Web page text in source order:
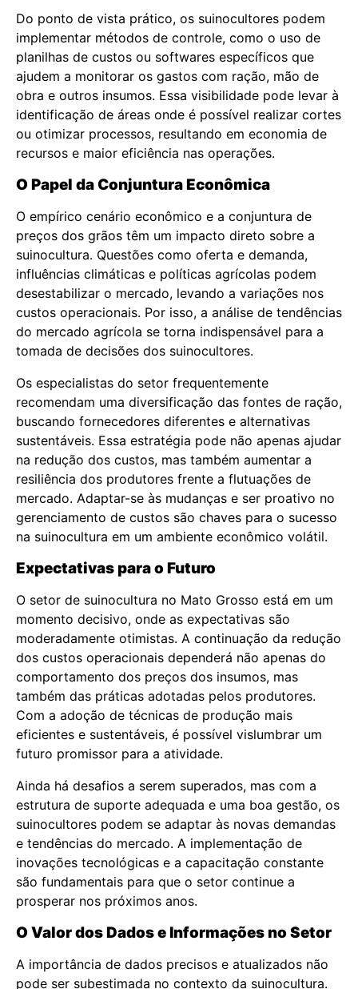
Do ponto de vista prático, os suinocultores podem
implementar métodos de controle, como o uso de
planilhas de custos ou softwares específicos que
ajudem a monitorar os gastos com ração, mão de
obra e outros insumos. Essa visibilidade pode levar à
identificação de áreas onde é possível realizar cortes
ou otimizar processos, resultando em economia de
recursos e maior eficiência nas operações.
O Papel da Conjuntura Econômica
O empírico cenário econômico e a conjuntura de
preços dos grãos têm um impacto direto sobre a
suinocultura. Questões como oferta e demanda,
influências climáticas e políticas agrícolas podem
desestabilizar o mercado, levando a variações nos
custos operacionais. Por isso, a análise de tendências
do mercado agrícola se torna indispensável para a
tomada de decisões dos suinocultores.
Os especialistas do setor frequentemente
recomendam uma diversificação das fontes de ração,
buscando fornecedores diferentes e alternativas
sustentáveis. Essa estratégia pode não apenas ajudar
na redução dos custos, mas também aumentar a
resiliência dos produtores frente a flutuações de
mercado. Adaptar-se às mudanças e ser proativo no
gerenciamento de custos são chaves para o sucesso
na suinocultura em um ambiente econômico volátil.
Expectativas para o Futuro
O setor de suinocultura no Mato Grosso está em um
momento decisivo, onde as expectativas são
moderadamente otimistas. A continuação da redução
dos custos operacionais dependerá não apenas do
comportamento dos preços dos insumos, mas
também das práticas adotadas pelos produtores.
Com a adoção de técnicas de produção mais
eficientes e sustentáveis, é possível vislumbrar um
futuro promissor para a atividade.
Ainda há desafios a serem superados, mas com a
estrutura de suporte adequada e uma boa gestão, os
suinocultores podem se adaptar às novas demandas
e tendências do mercado. A implementação de
inovações tecnológicas e a capacitação constante
são fundamentais para que o setor continue a
prosperar nos próximos anos.
O Valor dos Dados e Informações no Setor
A importância de dados precisos e atualizados não
pode ser subestimada no contexto da suinocultura.